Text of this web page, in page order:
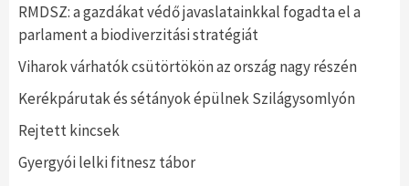
RMDSZ: a gazdákat védő javaslatainkkal fogadta el a
parlament a biodiverzitási stratégiát
Viharok várhatók csütörtökön az ország nagy részén
Kerékpárutak és sétányok épülnek Szilágysomlyón
Rejtett kincsek
Gyergyói lelki fitnesz tábor